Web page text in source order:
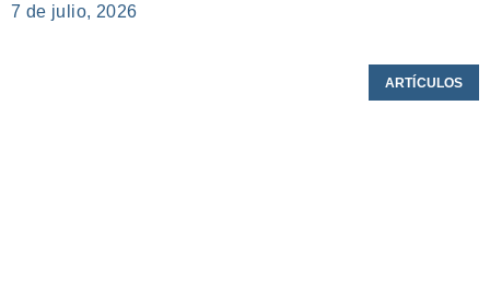
7 de julio, 2026
ARTÍCULOS